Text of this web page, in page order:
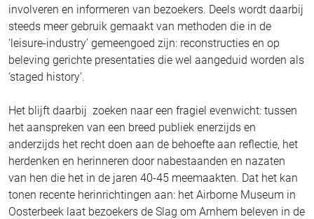
involveren en informeren van bezoekers. Deels wordt daarbij
steeds meer gebruik gemaakt van methoden die in de
‘leisure-industry’ gemeengoed zijn: reconstructies en op
beleving gerichte presentaties die wel aangeduid worden als
‘staged history’.
Het blijft daarbij zoeken naar een fragiel evenwicht: tussen
het aanspreken van een breed publiek enerzijds en
anderzijds het recht doen aan de behoefte aan reflectie, het
herdenken en herinneren door nabestaanden en nazaten
van hen die het in de jaren 40-45 meemaakten. Dat het kan
tonen recente herinrichtingen aan: het Airborne Museum in
Oosterbeek laat bezoekers de Slag om Arnhem beleven in de